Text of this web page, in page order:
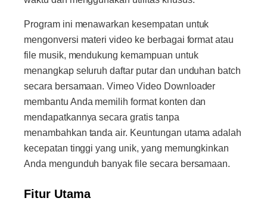
Program ini menawarkan kesempatan untuk
mengonversi materi video ke berbagai format atau
file musik, mendukung kemampuan untuk
menangkap seluruh daftar putar dan unduhan batch
secara bersamaan. Vimeo Video Downloader
membantu Anda memilih format konten dan
mendapatkannya secara gratis tanpa
menambahkan tanda air. Keuntungan utama adalah
kecepatan tinggi yang unik, yang memungkinkan
Anda mengunduh banyak file secara bersamaan.
Fitur Utama